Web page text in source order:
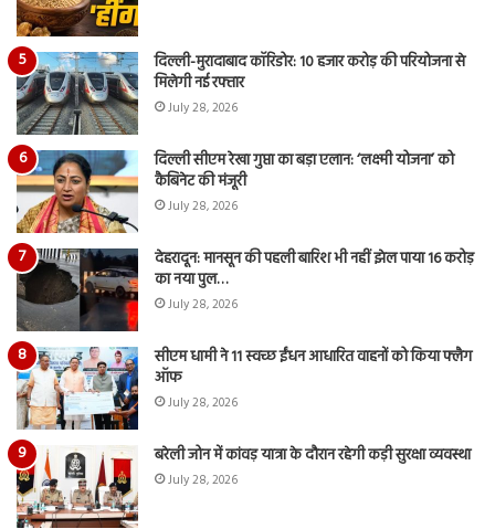
दिल्ली-मुरादाबाद कॉरिडोर: 10 हजार करोड़ की परियोजना से
मिलेगी नई रफ्तार
July 28, 2026
दिल्ली सीएम रेखा गुप्ता का बड़ा एलान: ‘लक्ष्मी योजना’ को
कैबिनेट की मंजूरी
July 28, 2026
देहरादून: मानसून की पहली बारिश भी नहीं झेल पाया 16 करोड़
का नया पुल…
July 28, 2026
सीएम धामी ने 11 स्वच्छ ईंधन आधारित वाहनों को किया फ्लैग
ऑफ
July 28, 2026
बरेली जोन में कांवड़ यात्रा के दौरान रहेगी कड़ी सुरक्षा व्यवस्था
July 28, 2026